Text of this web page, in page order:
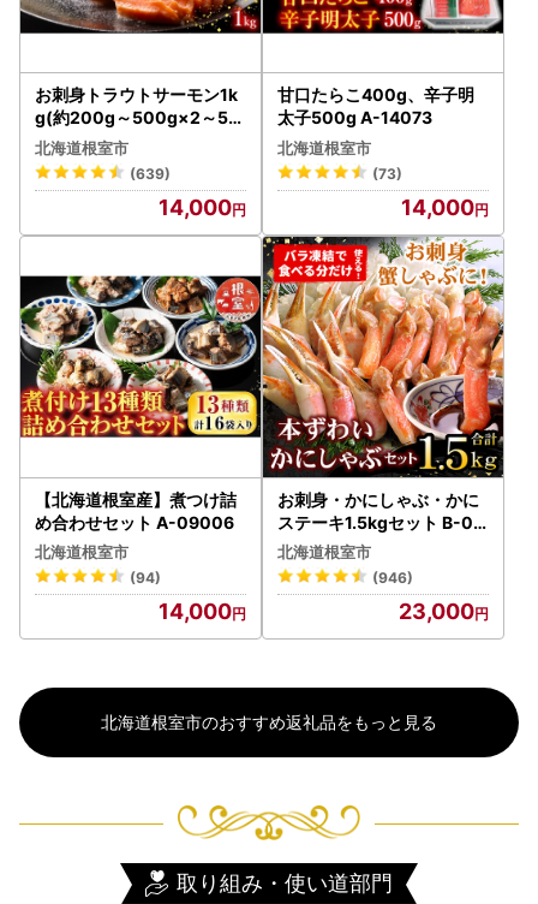
お刺身トラウトサーモン1k
g(約200g～500g×2～5本
) A-09002
北海道根室市
(639)
14,000
甘口たらこ400g、辛子明
太子500g A-14073
北海道根室市
(73)
14,000
【北海道根室産】煮つけ詰
め合わせセット A-09006
北海道根室市
(94)
14,000
お刺身・かにしゃぶ・かに
ステーキ1.5kgセット B-07
024
北海道根室市
(946)
23,000
北海道根室市のおすすめ返礼品をもっと見る
取り組み・使い道部門